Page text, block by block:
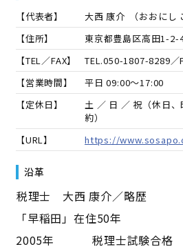
【代表者】 大西 康介 （おおにし
【住所】
東京都豊島区高田1-2-
【TEL／FAX】
TEL.050-1807-8289／
【営業時間】
平日 09:00～17:00
【定休日】
土 ／ 日 ／ 祝（休日
約）
【URL】
https://
沿革
――税理士 大西 康介／略歴――
「早稲田」在住50年
2005年 税理士試験合格